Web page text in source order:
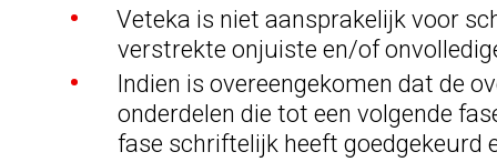
Veteka is niet aansprakelijk voor
verstrekte onjuiste en/of
Indien is overeengekomen dat de
onderdelen die tot een volgende
fase schriftelijk heeft goedgekeurd